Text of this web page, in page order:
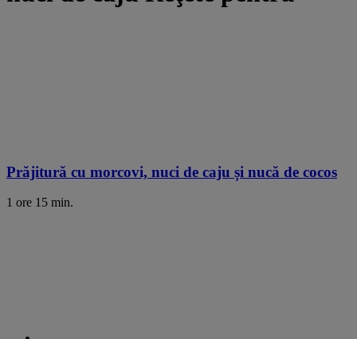
Prăjitură cu morcovi, nuci de caju și nucă de cocos
1 ore 15 min.